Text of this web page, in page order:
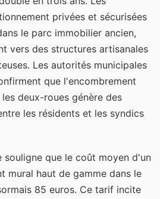
privées et sécurisées
le parc immobilier ancien,
vers des structures artisanales
Les autorités municipales
que l'encombrement
deux-roues génère des
les résidents et les syndics
souligne que le coût moyen d'un
mural haut de gamme dans le
85 euros. Ce tarif incite